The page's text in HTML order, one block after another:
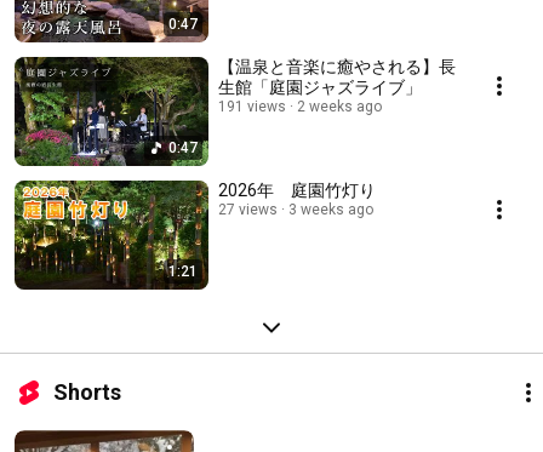
0:47
0:47
【温泉と音楽に癒やされる】長
生館「庭園ジャズライブ」
191 views 2 weeks ago
1:21
2026年 庭園竹灯り
27 views 3 weeks ago
Shorts